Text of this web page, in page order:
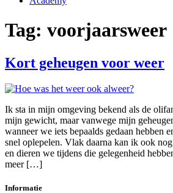
Tag: voorjaarsweer
Kort geheugen voor weer
Ik sta in mijn omgeving bekend als de
mijn gewicht, maar vanwege mijn
wanneer we iets bepaalds gedaan hebben
snel oplepelen. Vlak daarna kan ik ook
en dieren we tijdens die gelegenheid
meer […]
Informatie